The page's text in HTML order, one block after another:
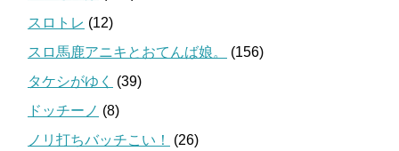
スロトレ (12)
スロ馬鹿アニキとおてんば娘。
(156)
タケシがゆく
(39)
ドッチーノ (8)
ノリ打ちバッチこい！
(26)